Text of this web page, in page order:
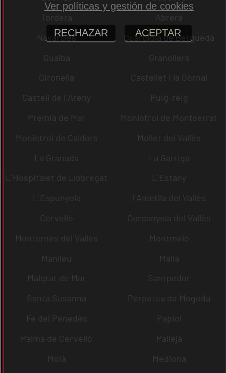
Tordera
Abrera
Navarcles
Guardiola de Berguedà
Gualba
Granollers
Gironella
Castellet i la Gornal
Castell de l´Areny
Puig-reig
Premià de Mar
Monistrol de Montserrat
Monistrol de Calders
Mollet del Vallès
La Granada
La Garriga
L´Hospitalet de Llobregat
L´Estany
L´Espunyola
l´Ametlla del Vallès
Cervelló
Cerdanyola del Vallès
Montornès del Vallès
Montmeló
Manlleu
Malla
Malgrat de Mar
Santpedor
Santa Susanna
Perpètua de Mogoda
Fe del Penedès
Papiol
Palma de Cervelló
Pallejà
Moià
Mediona
Ver políticas y gestión de cookies
RECHAZAR ACEPTAR